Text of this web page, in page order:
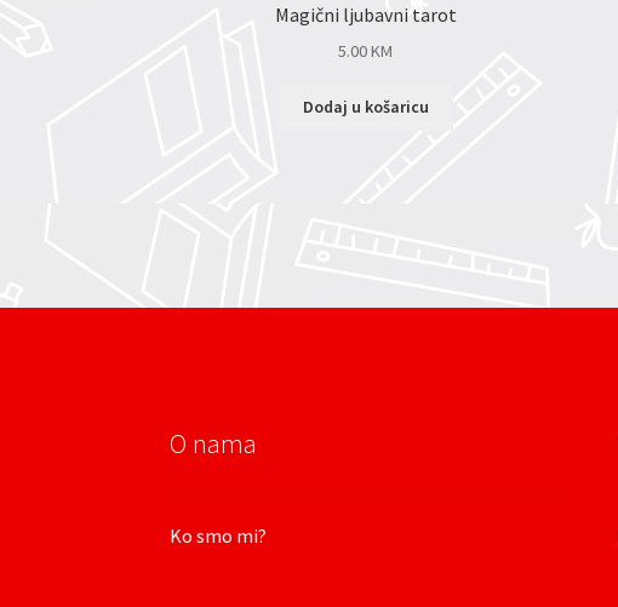
Magični ljubavni tarot
5.00KM
Dodaj u košaricu
O nama
Ko smo mi?